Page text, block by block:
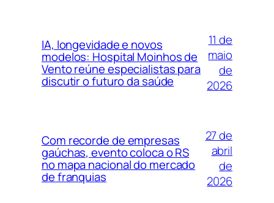
IA, longevidade e novos
modelos: Hospital Moinhos de
Vento reúne especialistas para
discutir o futuro da saúde
11 de
maio
de
2026
Com recorde de empresas
gaúchas, evento coloca o RS
no mapa nacional do mercado
de franquias
27 de
abril
de
2026